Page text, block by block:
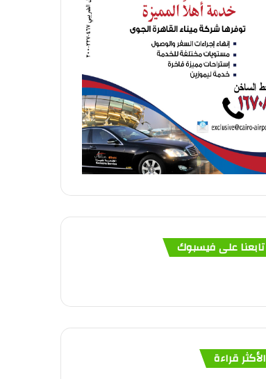
تابعنا على فيسبوك
الأكثر قراءة